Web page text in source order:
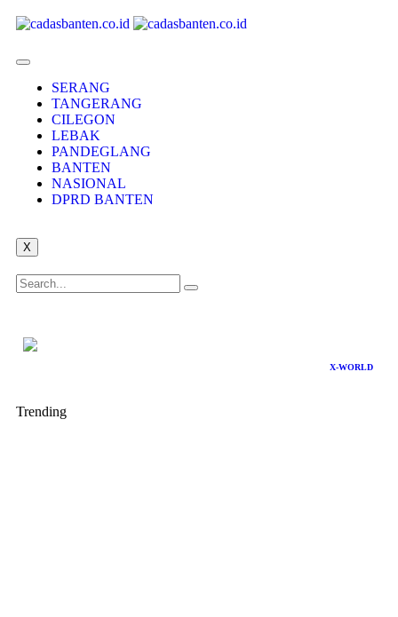
SERANG
TANGERANG
CILEGON
LEBAK
PANDEGLANG
BANTEN
NASIONAL
DPRD BANTEN
X
X-WORLD
Trending